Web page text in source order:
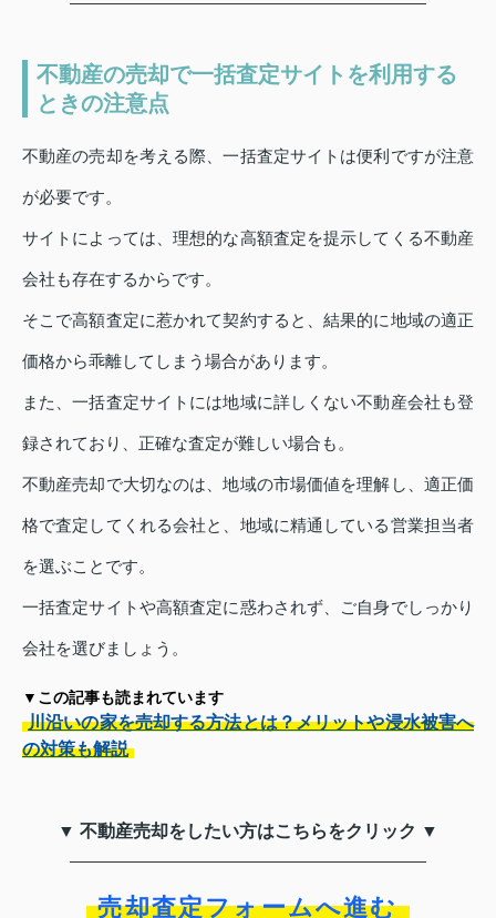
不動産の売却で一括査定サイトを利用する
ときの注意点
不動産の売却を考える際、一括査定サイトは便利ですが注意
が必要です。
サイトによっては、理想的な高額査定を提示してくる不動産
会社も存在するからです。
そこで高額査定に惹かれて契約すると、結果的に地域の適正
価格から乖離してしまう場合があります。
また、一括査定サイトには地域に詳しくない不動産会社も登
録されており、正確な査定が難しい場合も。
不動産売却で大切なのは、地域の市場価値を理解し、適正価
格で査定してくれる会社と、地域に精通している営業担当者
を選ぶことです。
一括査定サイトや高額査定に惑わされず、ご自身でしっかり
会社を選びましょう。
▼この記事も読まれています
川沿いの家を売却する方法とは？メリットや浸水被害へ
の対策も解説
▼ 不動産売却をしたい方はこちらをクリック ▼
売却査定フォームへ進む